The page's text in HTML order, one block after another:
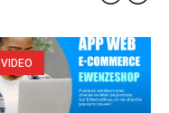
VIDEO